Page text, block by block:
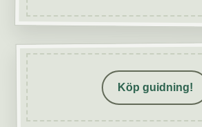
Köp guidning!